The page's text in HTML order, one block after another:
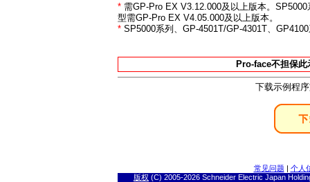
* 需GP-Pro EX V3.12.000及以上版本。
型需GP-Pro EX V4.05.000及以上版本。
* SP5000系列、GP-4501T/GP-4301T、
Pro-face不担保
下载示例程
常见问题 | 个人
版权 (C) 2005-2026 Schneider Electric Japan